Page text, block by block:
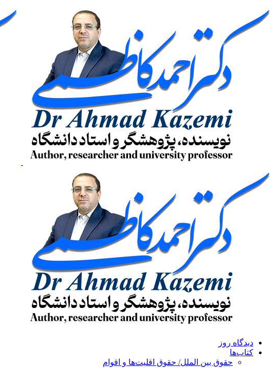
پرش
به
محتوا
دیدگاه روز
کتاب‌ها
حقوق بین الملل/ حقوق اقلیت‌ها و اقوام